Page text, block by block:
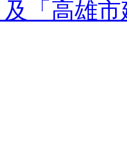
「高雄